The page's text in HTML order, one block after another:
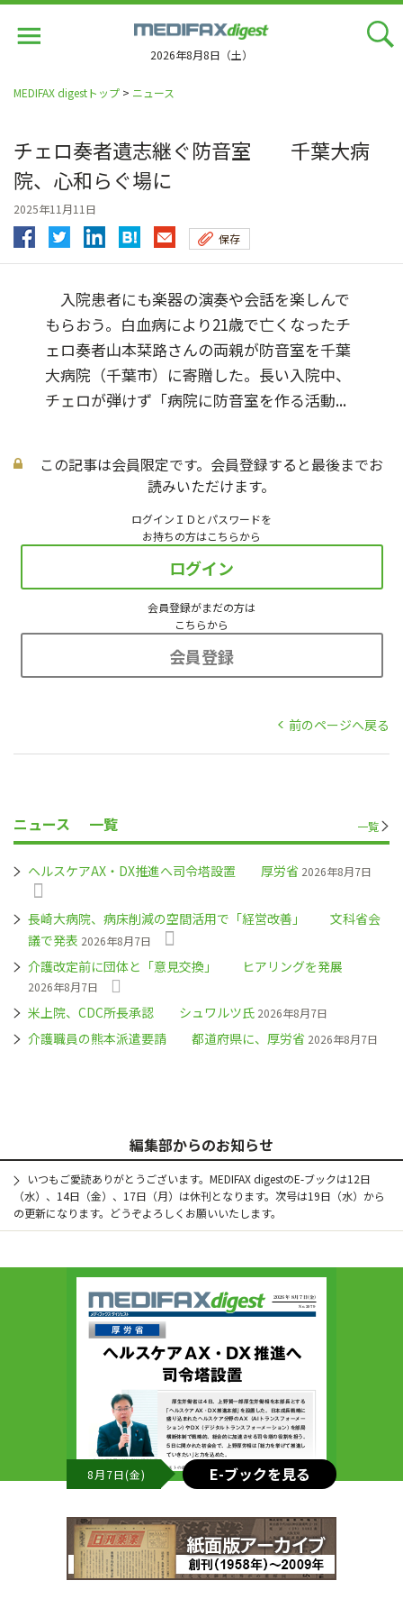
2026年8月8日（土）
MEDIFAX digestトップ > ニュース
チェロ奏者遺志継ぐ防音室 千葉大病
院、心和らぐ場に
2025年11月11日
保存
入院患者にも楽器の演奏や会話を楽しんで
もらおう。白血病により21歳で亡くなったチ
ェロ奏者山本栞路さんの両親が防音室を千葉
大病院（千葉市）に寄贈した。長い入院中、
チェロが弾けず「病院に防音室を作る活動...
この記事は会員限定です。会員登録すると最後までお
読みいただけます。
ログインＩＤとパスワードを
お持ちの方はこちらから
ログイン
会員登録がまだの方は
こちらから
会員登録
前のページへ戻る
ニュース 一覧 一覧
ヘルスケアAX・DX推進へ司令塔設置 厚労省 2026年8月7日
長崎大病院、病床削減の空間活用で「経営改善」 文科省会
議で発表 2026年8月7日
介護改定前に団体と「意見交換」 ヒアリングを発展
2026年8月7日
米上院、CDC所長承認 シュワルツ氏 2026年8月7日
介護職員の熊本派遣要請 都道府県に、厚労省 2026年8月7日
編集部からのお知らせ
いつもご愛読ありがとうございます。MEDIFAX digestのE-ブックは12日
（水）、14日（金）、17日（月）は休刊となります。次号は19日（水）から
の更新になります。どうぞよろしくお願いいたします。
8月7日(金) E-ブックを見る